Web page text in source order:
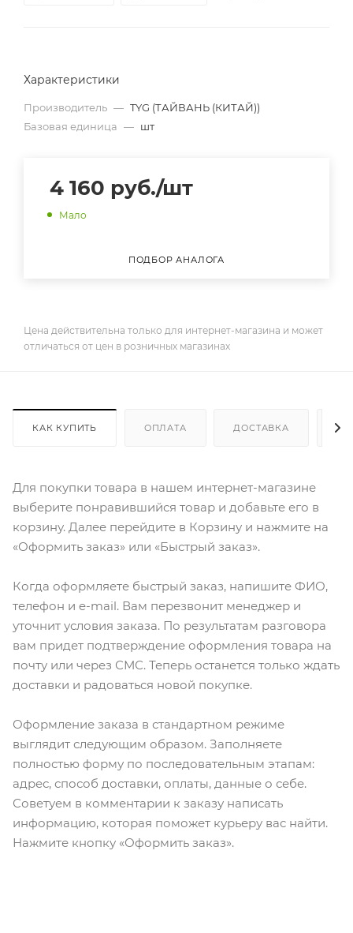
Характеристики
Производитель — TYG (ТАЙВАНЬ (КИТАЙ))
Базовая единица — шт
4 160 руб./шт
Мало
ПОДБОР АНАЛОГА
Цена действительна только для интернет-магазина и может
отличаться от цен в розничных магазинах
КАК КУПИТЬ ОПЛАТА ДОСТАВКА
Для покупки товара в нашем интернет-магазине
выберите понравившийся товар и добавьте его в
корзину. Далее перейдите в Корзину и нажмите на
«Оформить заказ» или «Быстрый заказ».
Когда оформляете быстрый заказ, напишите ФИО,
телефон и e-mail. Вам перезвонит менеджер и
уточнит условия заказа. По результатам разговора
вам придет подтверждение оформления товара на
почту или через СМС. Теперь останется только ждать
доставки и радоваться новой покупке.
Оформление заказа в стандартном режиме
выглядит следующим образом. Заполняете
полностью форму по последовательным этапам:
адрес, способ доставки, оплаты, данные о себе.
Советуем в комментарии к заказу написать
информацию, которая поможет курьеру вас найти.
Нажмите кнопку «Оформить заказ».